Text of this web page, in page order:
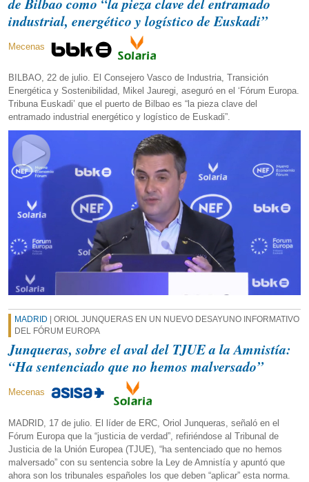
industrial, energético y logístico de Euskadi”
Mecenas
BILBAO, 22 de julio. El Consejero Vasco de Industria, Transición
Energética y Sostenibilidad, Mikel Jauregi, aseguró en el ‘Fórum Europa.
Tribuna Euskadi’ que el puerto de Bilbao es “la pieza clave del
entramado industrial energético y logístico de Euskadi”.
MADRID | ORIOL JUNQUERAS EN UN NUEVO DESAYUNO INFORMATIVO
DEL FÓRUM EUROPA
Junqueras, sobre el aval del TJUE a la Amnistía:
“Ha sentenciado que no hemos malversado”
Mecenas
MADRID, 17 de julio. El líder de ERC, Oriol Junqueras, señaló en el
Fórum Europa que la “justicia de verdad”, refiriéndose al Tribunal de
Justicia de la Unión Europea (TJUE), “ha sentenciado que no hemos
malversado” con su sentencia sobre la Ley de Amnistía y apuntó que
ahora son los tribunales españoles los que deben “aplicar” esta norma.